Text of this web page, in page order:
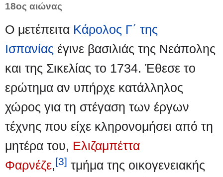
18ος αιώνας
Ο μετέπειτα Κάρολος Γ΄ της
Ισπανίας έγινε βασιλιάς της Νεάπολης
και της Σικελίας το 1734. Έθεσε το
ερώτημα αν υπήρχε κατάλληλος
χώρος για τη στέγαση των έργων
τέχνης που είχε κληρονομήσει από τη
μητέρα του, Ελιζαμπέττα
Φαρνέζε,[3] τμήμα της οικογενειακής